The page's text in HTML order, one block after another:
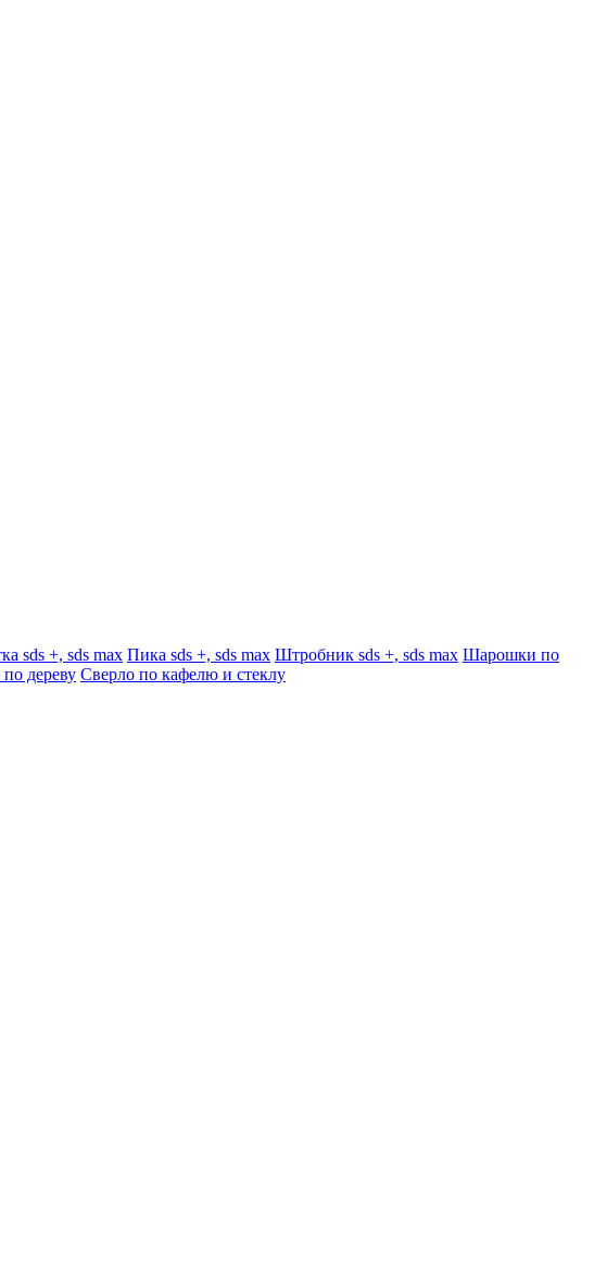
sds +, sds max Пика sds +, sds max Штробник sds +, sds max Шарошки по
дереву Сверло по кафелю и стеклу